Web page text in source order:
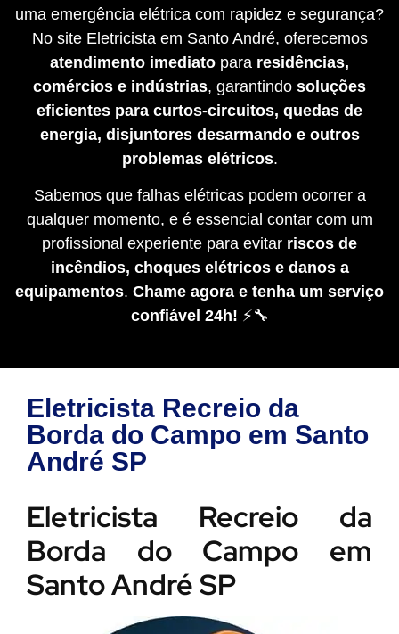
uma emergência elétrica com rapidez e segurança?
No site Eletricista em Santo André, oferecemos
atendimento imediato para residências,
comércios e indústrias, garantindo soluções
eficientes para curtos-circuitos, quedas de
energia, disjuntores desarmando e outros
problemas elétricos.
Sabemos que falhas elétricas podem ocorrer a
qualquer momento, e é essencial contar com um
profissional experiente para evitar riscos de
incêndios, choques elétricos e danos a
equipamentos. Chame agora e tenha um serviço
confiável 24h! ⚡🔧
Eletricista Recreio da
Borda do Campo em Santo
André SP
Eletricista Recreio da
Borda do Campo em
Santo André SP